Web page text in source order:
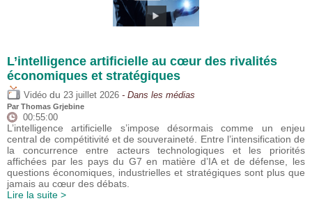
L’intelligence artificielle au cœur des rivalités
économiques et stratégiques
Vidéo du 23 juillet 2026 - Dans les médias
Par Thomas Grjebine
00:55:00
L’intelligence artificielle s’impose désormais comme un enjeu
central de compétitivité et de souveraineté. Entre l’intensification de
la concurrence entre acteurs technologiques et les priorités
affichées par les pays du G7 en matière d’IA et de défense, les
questions économiques, industrielles et stratégiques sont plus que
jamais au cœur des débats.
Lire la suite >